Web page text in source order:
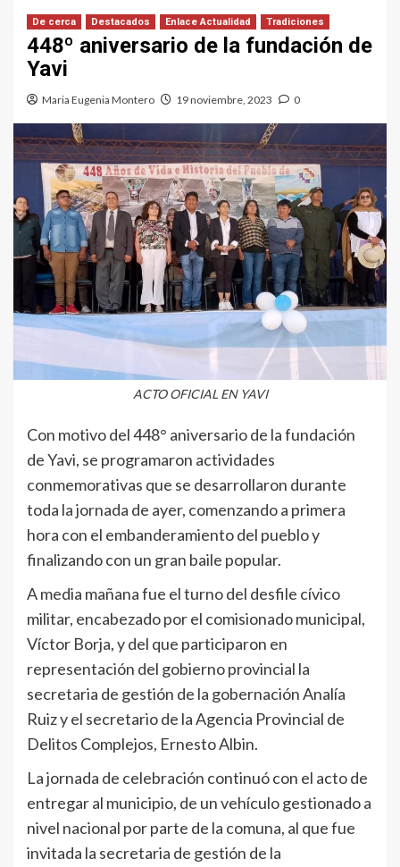
De cerca Destacados Enlace Actualidad Tradiciones
448º aniversario de la fundación de
Yavi
Maria Eugenia Montero 19 noviembre, 2023 0
ACTO OFICIAL EN YAVI
Con motivo del 448° aniversario de la fundación
de Yavi, se programaron actividades
conmemorativas que se desarrollaron durante
toda la jornada de ayer, comenzando a primera
hora con el embanderamiento del pueblo y
finalizando con un gran baile popular.
A media mañana fue el turno del desfile cívico
militar, encabezado por el comisionado municipal,
Víctor Borja, y del que participaron en
representación del gobierno provincial la
secretaria de gestión de la gobernación Analía
Ruiz y el secretario de la Agencia Provincial de
Delitos Complejos, Ernesto Albin.
La jornada de celebración continuó con el acto de
entregar al municipio, de un vehículo gestionado a
nivel nacional por parte de la comuna, al que fue
invitada la secretaria de gestión de la